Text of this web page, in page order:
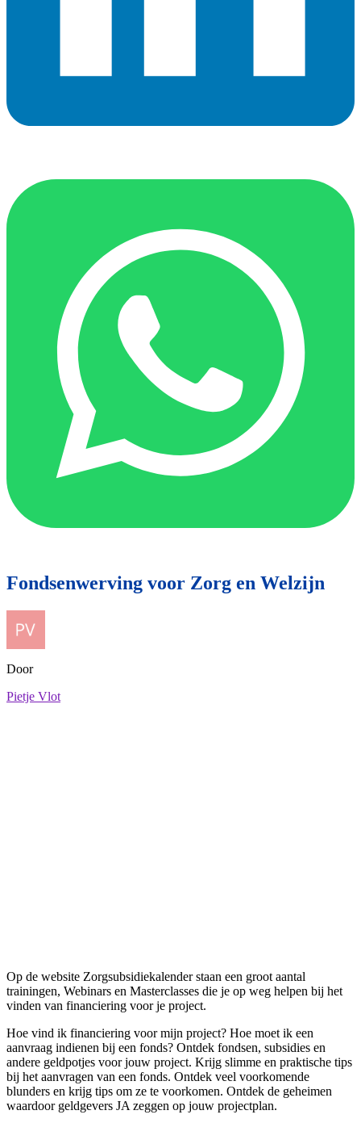
Fondsenwerving voor Zorg en Welzijn
Door
Pietje Vlot
Op de website Zorgsubsidiekalender staan een groot aantal
trainingen, Webinars en Masterclasses die je op weg helpen bij het
vinden van financiering voor je project.
Hoe vind ik financiering voor mijn project? Hoe moet ik een
aanvraag indienen bij een fonds? Ontdek fondsen, subsidies en
andere geldpotjes voor jouw project. Krijg slimme en praktische tips
bij het aanvragen van een fonds. Ontdek veel voorkomende
blunders en krijg tips om ze te voorkomen. Ontdek de geheimen
waardoor geldgevers JA zeggen op jouw projectplan.